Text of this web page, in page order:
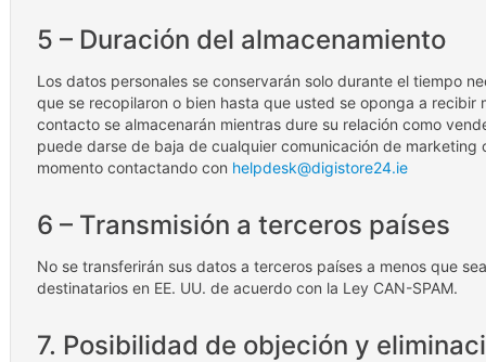
5 – Duración del almacenamiento
Los datos personales se conservarán solo durante el tiempo
que se recopilaron o bien hasta que usted se oponga a recibir
contacto se almacenarán mientras dure su relación como
puede darse de baja de cualquier comunicación de marketing
momento contactando con helpdesk@digistore24.ie
6 – Transmisión a terceros países
No se transferirán sus datos a terceros países a menos que
destinatarios en EE. UU. de acuerdo con la Ley CAN-SPAM.
7. Posibilidad de objeción y